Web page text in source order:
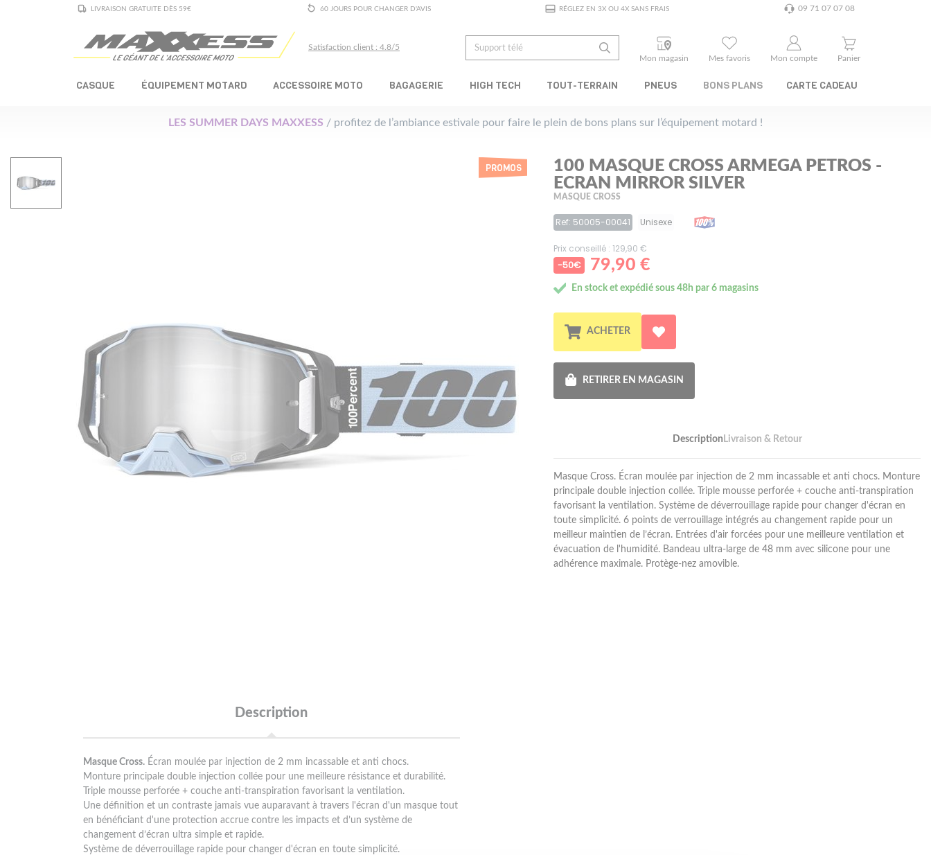
LIVRAISON GRATUITE DÈS 59€ 60 JOURS POUR CHANGER D'AVIS RÉGLEZ EN 3X OU 4X SANS FRAIS 09 71 07 07 08
Satisfaction client : 4.8/5
Mon magasin
Mes favoris Mon compte Panier
CASQUE ÉQUIPEMENT MOTARD ACCESSOIRE MOTO BAGAGERIE HIGH TECH TOUT-TERRAIN PNEUS BONS PLANS CARTE CADEAU
LES SUMMER DAYS MAXXESS / profitez de l’ambiance estivale pour faire le plein de bons plans sur l’équipement motard !
PROMOS
Description
Masque Cross.Écran moulée par injection de 2 mm incassable et anti chocs.
Monture principale double injection collée pour une meilleure résistance et durabilité.
Triple mousse perforée + couche anti-transpiration favorisant la ventilation.
Une définition et un contraste jamais vue auparavant à travers l'écran d'un masque tout
en bénéficiant d'une protection accrue contre les impacts et d’un système de
changement d’écran ultra simple et rapide.
Système de déverrouillage rapide pour changer d'écran en toute simplicité.
100 MASQUE CROSS ARMEGA PETROS -
ECRAN MIRROR SILVER
MASQUE CROSS
Ref: 50005-00041 Unisexe
Prix conseillé : 129,90 €
-50€
79,90 €
En stock et expédié sous 48h par 6 magasins
ACHETER
RETIRER EN MAGASIN
Description Livraison & Retour
Masque Cross. Écran moulée par injection de 2 mm incassable et anti chocs. Monture
principale double injection collée. Triple mousse perforée + couche anti-transpiration
favorisant la ventilation. Système de déverrouillage rapide pour changer d'écran en
toute simplicité. 6 points de verrouillage intégrés au changement rapide pour un
meilleur maintien de l’écran. Entrées d'air forcées pour une meilleure ventilation et
évacuation de l'humidité. Bandeau ultra-large de 48 mm avec silicone pour une
adhérence maximale. Protège-nez amovible.